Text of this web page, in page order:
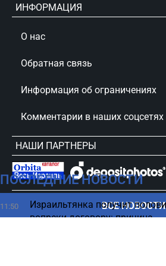
ПОСЛЕДНИЕ НОВОСТИ
11:50
Израильтянка получит
вопреки договору: причина
ВСЕ НОВОСТИ
ИНФОРМАЦИЯ
О нас
Обратная связь
Информация об ограничениях
Комментарии в наших соцсетях
НАШИ ПАРТНЕРЫ
сursorinfo.co.il © Все права